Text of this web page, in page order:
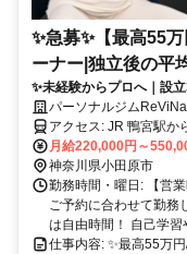
✨️急募✨️【最高55
ーナー|独立後の平
✨未経験からプロへ｜設
ップパーソナルジム
アクセス: JR 鴨宮
月給220,000円～
神奈川県小田原市
勤務時間・曜日: 【営
ご予約に合わせて勤務
は自由時間！ 自己学
仕事内容: ✨最高55万